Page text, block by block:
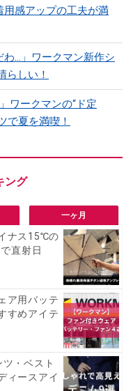
用感アップの工夫が満
わ...」ワークマン新作シ
らしい！
ワークマンの“ド定
で夏を満喫！
一ヶ月
ナス15℃の
直射日
ア用バッテ
すめアイテ
・ベスト
ィースアイ